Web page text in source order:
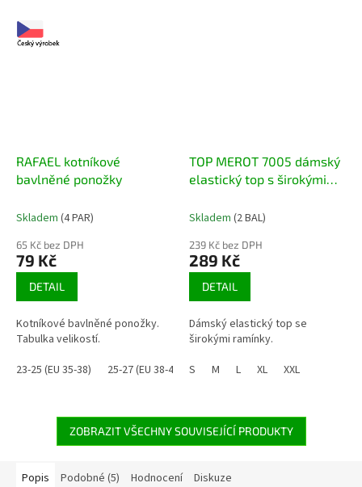
RAFAEL kotníkové
bavlněné ponožky
Skladem (4 PAR)
65 Kč bez DPH
79 Kč
DETAIL
Kotníkové bavlněné ponožky.
Tabulka velikostí.
23-25 (EU 35-38)
25-27 (EU 38-41) 26-28 (EU 39-42) 29-31 (EU 43-
TOP MEROT 7005 dámský
elastický top s širokými
Skladem (2 BAL)
239 Kč bez DPH
289 Kč
DETAIL
Dámský elastický top se
širokými ramínky.
S
M L XL XXL
ZOBRAZIT VŠECHNY SOUVISEJÍCÍ PRODUKTY
Popis Podobné (5) Hodnocení Diskuze